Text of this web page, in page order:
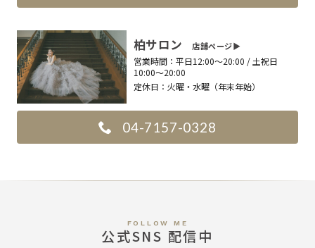
柏サロン店舗ページ▶︎
営業時間： 平日12:00〜20:00 / 土祝日
10:00〜20:00
定休日： 火曜・水曜（年末年始）
04-7157-0328
FOLLOW ME
公式SNS 配信中